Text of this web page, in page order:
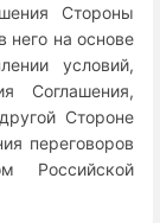
Стороны
него на основе
условий,
Соглашения,
Стороне
переговоров
Российской